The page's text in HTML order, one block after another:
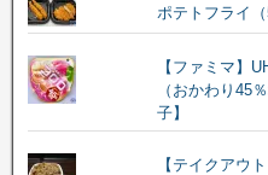
ポテトフライ
【ファミマ】
（おかわり45
子】
【テイクアウ